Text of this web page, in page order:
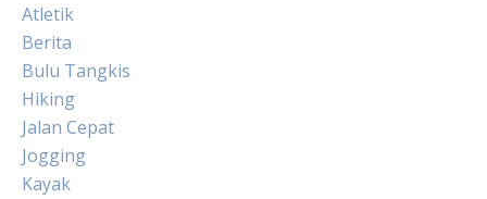
Atletik
Berita
Bulu Tangkis
Hiking
Jalan Cepat
Jogging
Kayak